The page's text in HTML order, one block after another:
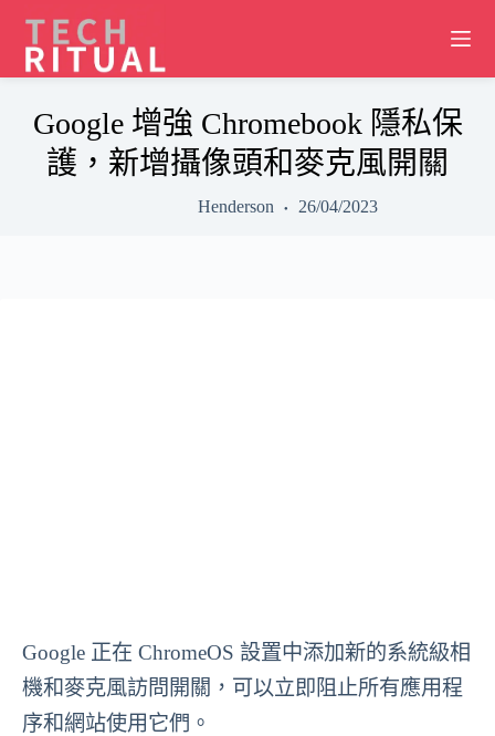
content
Google 增強 Chromebook 隱私保
護，新增攝像頭和麥克風開關
Henderson 26/04/2023
Google 正在 ChromeOS 設置中添加新的系統級相
機和麥克風訪問開關，可以立即阻止所有應用程
序和網站使用它們。